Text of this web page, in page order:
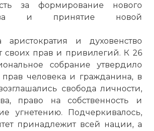
за формирование нового
и принятие новой
аристократия и духовенство
своих прав и привилегий. К 26
собрание утвердило
человека и гражданина, в
свобода личности,
право на собственность и
угнетению. Подчеркивалось,
принадлежит всей нации, а